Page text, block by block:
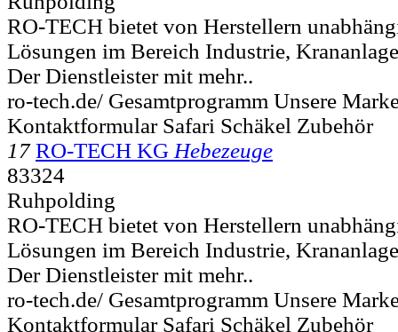
RO-TECH bietet von Herstellern
Lösungen im Bereich Industrie,
Der Dienstleister mit mehr..
ro-tech.de/ Gesamtprogramm Unsere
Kontaktformular Safari Schäkel Zubehör
17 RO-TECH KG Hebezeuge
83324
Ruhpolding
RO-TECH bietet von Herstellern
Lösungen im Bereich Industrie,
Der Dienstleister mit mehr..
ro-tech.de/ Gesamtprogramm Unsere
Kontaktformular Safari Schäkel Zubehör